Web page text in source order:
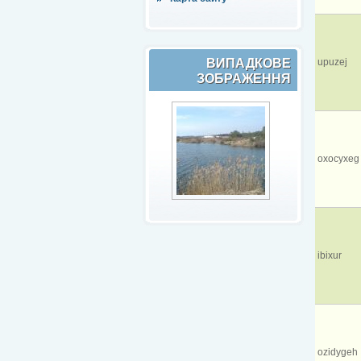
ВИПАДКОВЕ
ЗОБРАЖЕННЯ
upuzej
oxocyxeg
ibixur
ozidygeh